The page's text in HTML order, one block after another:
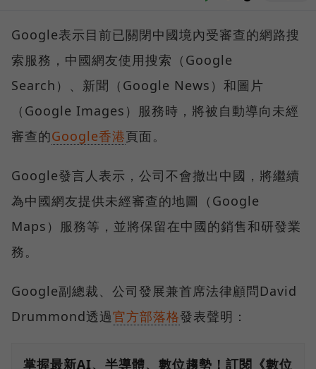
Google表示目前已關閉中國境內受審查的網路搜
索服務，中國網友使用搜索（Google
Search）、新聞（Google News）和圖片
（Google Images）服務時，將被自動導向未經
審查的Google香港頁面。
Google發言人表示，公司不會撤出中國，將繼續
為中國網友提供未經審查的地圖（Google
Maps）服務等，並將保留在中國的銷售和研發業
務。
Google副總裁、公司發展兼首席法律顧問David
Drummond透過官方部落格發表聲明：
掌握最新AI、半導體、數位趨勢！訂閱《數位